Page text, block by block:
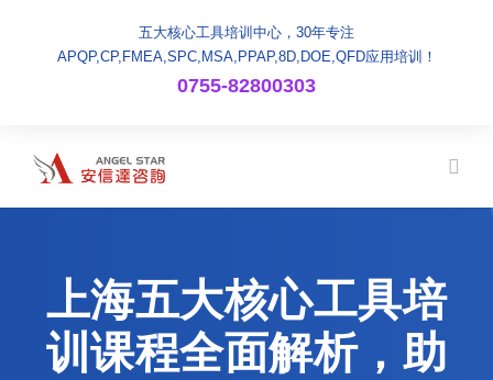
五大核心工具培训中心，30年专注
APQP,CP,FMEA,SPC,MSA,PPAP,8D,DOE,QFD应用培训！
0755-82800303
上海五大核心工具培
训课程全面解析，助